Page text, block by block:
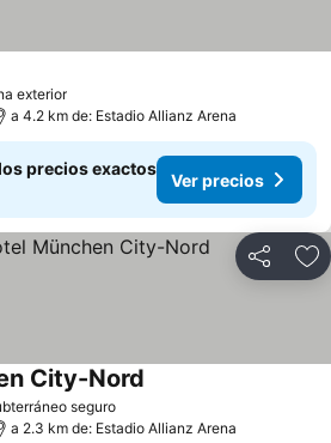
exteriorVer precios
a 4.2 km de: Estadio Allianz Arena
precios exactos
Ver precios
Compartir
seguroVer precios
City-Nord
a 2.3 km de: Estadio Allianz Arena